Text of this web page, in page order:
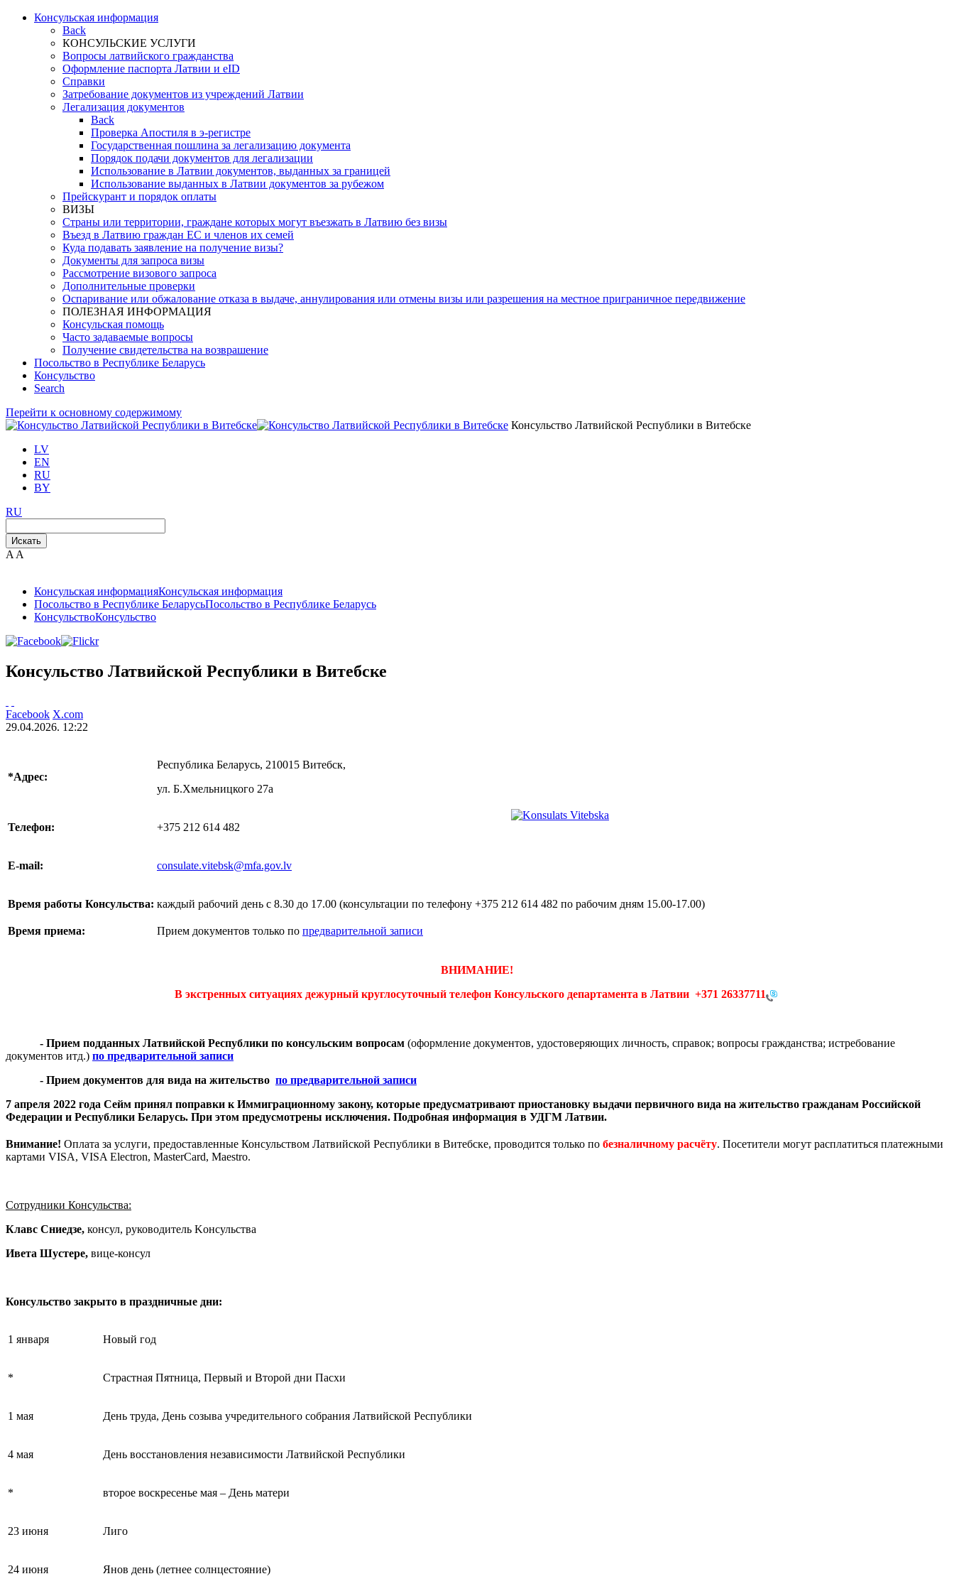
Консульская информация
Back
КОНСУЛЬСКИЕ УСЛУГИ
Вопросы латвийского гражданства
Оформление паспорта Латвии и eID
Справки
Затребование документов из учреждений Латвии
Легализация документов
Back
Проверка Апостиля в э-регистре
Государственная пошлина за легализацию документа
Порядок подачи документов для легализации
Использование в Латвии документов, выданных за границей
Использование выданных в Латвии документов за рубежом
Прейскурант и порядок оплаты
ВИЗЫ
Страны или территории, граждане которых могут въезжать в Латвию без визы
Въезд в Латвию граждан ЕС и членов их семей
Куда подавать заявление на получение визы?
Документы для запроса визы
Рассмотрение визового запроса
Дополнительные проверки
Оспаривание или обжалование отказа в выдаче, аннулирования или отмены визы или разрешения на местное приграничное передвижение
ПОЛЕЗНАЯ ИНФОРМАЦИЯ
Консульская помощь
Часто задаваемые вопросы
Получение свидетельства на возврашение
Посольство в Республике Беларусь
Консульство
Search
Перейти к основному содержимому
Консульство Латвийской Республики в Витебске
LV
EN
RU
BY
RU
Искать
A A
Консульская информацияКонсульская информация
Посольство в Республике БеларусьПосольство в Республике Беларусь
КонсульствоКонсульство
Консульство Латвийской Республики в Витебске
Facebook X.com
29.04.2026. 12:22
*Адрес:
Республика Беларусь, 210015 Витебск,
ул. Б.Хмельницкого 27а
Телефон: +375 212 614 482
E-mail: consulate.vitebsk@mfa.gov.lv
Время работы Консульства: каждый рабочий день c 8.30 до 17.00 (консультации по телефону +375 212 614 482 по рабочим дням 15.00-17.00)
Время приема: Прием документов только по предварительной записи
ВНИМАНИЕ!
В экстренных ситуациях дежурный круглосуточный телефон Консульского департамента в Латвии +371 26337711
- Прием подданных Латвийской Республики по консульским вопросам (оформление документов, удостоверяющих личность, справок; вопросы гражданства; истребование
документов итд.) по предварительной записи
- Прием документов для вида на жительство по предварительной записи
7 апреля 2022 года Сейм принял поправки к Иммиграционному закону, которые предусматривают приостановку выдачи первичного вида на жительство гражданам Российской
Федерации и Республики Беларусь. При этом предусмотрены исключения. Подробная информация в УДГМ Латвии.
Внимание! Оплата за услуги, предоставленные Консульством Латвийской Республики в Витебске, проводится только по безналичному расчёту. Посетители могут расплатиться платежными
картами VISA, VISA Electron, MasterCard, Maestro.
Сотрудники Консульства:
Клавс Сниедзе, консул, руковoдитель Kонсульства
Ивета Шустере, вице-консул
Консульство закрыто в праздничные дни:
1 января Новый год
* Страстная Пятница, Первый и Второй дни Пасхи
1 мая День труда, День созыва учредительного собрания Латвийской Республики
4 мая День восстановления независимости Латвийской Республики
* второе воскресенье мая – День матери
23 июня Лиго
24 июня Янов день (летнее солнцестояние)